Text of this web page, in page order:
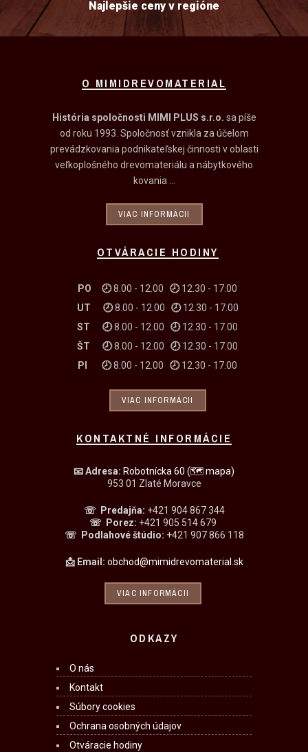
Najlepšie ceny v regióne
O MIMIDREVOMATERIAL
História spoločnosti MIMI PLUS s.r.o. sa píše
od roku 1993. Spoločnosť vznikla za účelom
prevádzkovania podnikateľskej činnosti v oblasti
veľkoplošného drevomateriálu a nábytkového
kovania ...
VIAC INFORMÁCII
OTVÁRACIE HODINY
PO 🕗8.00 - 12.00 🕗12.30 - 17.00
UT
🕗8.00 - 12.00 🕗12.30 - 17.00
ST 🕗8.00 - 12.00 🕗12.30 - 17.00
ŠT
🕗8.00 - 12.00 🕗12.30 - 17.00
PI
🕗8.00 - 12.00 🕗12.30 - 17.00
VIAC INFORMÁCII
KONTAKTNÉ INFORMÁCIE
📧Adresa: Robotnícka 60 (🗺 mapa)
953 01 Zlaté Moravce
☏ Predajňa: +421 904 867 344
☏ Porez: +421 905 514 679
☏ Podlahové štúdio: +421 907 866 118
📩 Email: obchod@mimidrevomaterial.sk
VIAC INFORMÁCII
ODKAZY
O nás
Kontakt
Súbory cookies
Ochrana osobných údajov
Otváracie hodiny